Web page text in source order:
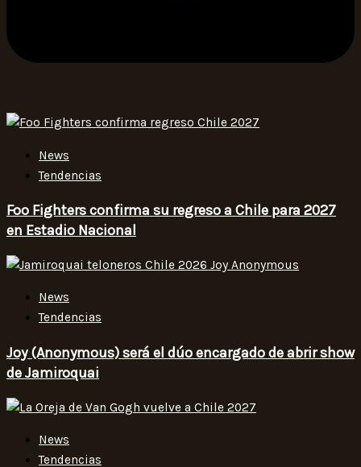
News
Tendencias
Foo Fighters confirma su regreso a Chile para 2027
en Estadio Nacional
News
Tendencias
Joy (Anonymous) será el dúo encargado de abrir show
de Jamiroquai
News
Tendencias